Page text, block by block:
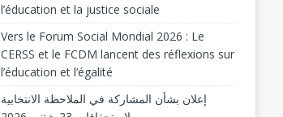
l’éducation et la justice sociale
Vers le Forum Social Mondial 2026 : Le
CERSS et le FCDM lancent des réflexions sur
l’éducation et l’égalité
إعلان بشأن المشاركة في الملاحظة الانتخابية